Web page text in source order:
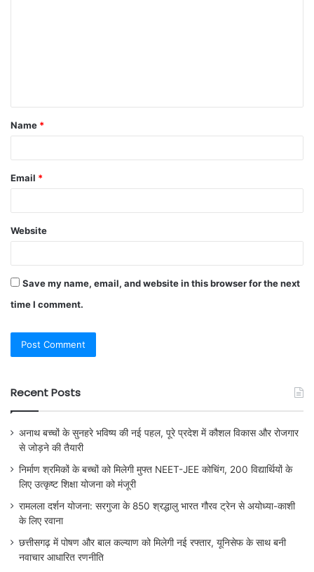
Name *
Email *
Website
Save my name, email, and website in this browser for the next
time I comment.
Recent Posts
अनाथ बच्चों के सुनहरे भविष्य की नई पहल, पूरे प्रदेश में कौशल विकास और रोजगार
से जोड़ने की तैयारी
निर्माण श्रमिकों के बच्चों को मिलेगी मुफ्त NEET-JEE कोचिंग, 200 विद्यार्थियों के
लिए उत्कृष्ट शिक्षा योजना को मंजूरी
रामलला दर्शन योजना: सरगुजा के 850 श्रद्धालु भारत गौरव ट्रेन से अयोध्या-काशी
के लिए रवाना
छत्तीसगढ़ में पोषण और बाल कल्याण को मिलेगी नई रफ्तार, यूनिसेफ के साथ बनी
नवाचार आधारित रणनीति